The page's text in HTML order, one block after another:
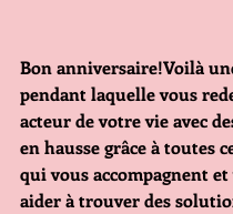
Bon anniversaire!Voilà
pendant laquelle vous
acteur de votre vie avec
en hausse grâce à toutes
qui vous accompagnent
aider à trouver des